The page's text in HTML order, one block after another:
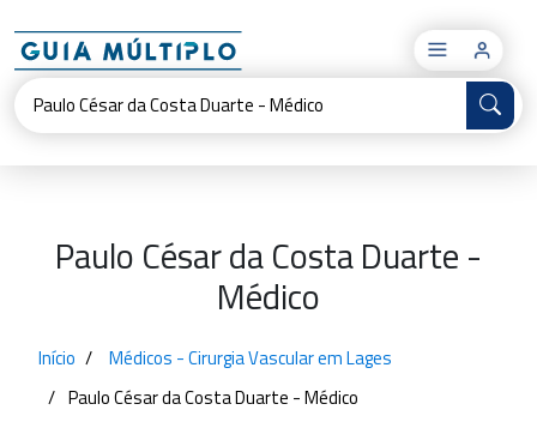
×
Paulo César da Costa Duarte -
Médico
Início
Médicos - Cirurgia Vascular em Lages
Paulo César da Costa Duarte - Médico